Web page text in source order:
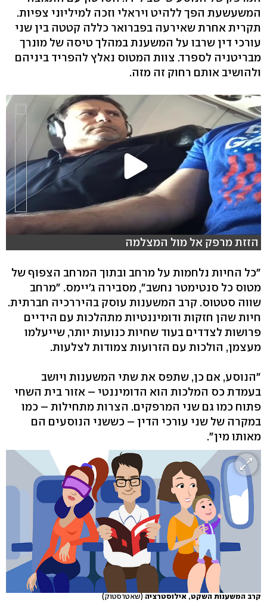
המשעשעת הפך ללהיט ויראלי וזכה למיליוני צפיות.
תקרית אחרת שאירעה בפברואר כללה קטטה בין שני
עורכי דין שרבו על המשענת במהלך טיסה של מונרך
מבריטניה לספרד. צוות המטוס נאלץ להפריד ביניהם
ולהושיב אותם רחוק זה מזה.
הזזת מרפק אל מול המצלמה
"כל החיות נלחמות על מרחב ובתוך המרחב הצפוף של
מטוס כל סנטימטר נחשב", מסבירה ג'יימס. "מרחב
שווה סטטוס. קרב המשענות עוסק בהיררכיה חברתית.
חיות שהן חזקות ודומיננטיות מתהלכות עם הידיים
פרושות לצדדים בעוד שחיות כנועות יותר, שייעלמו
מעצמן, הולכות עם הזרועות צמודות לצלעות.
"הנוסע, אם כן, שתפס את שתי המשענות ויושב
בעמדת כס המלכות הוא הדומיננטי – אזור בית השחי
פתוח כמו גם שני המרפקים. הצרות מתחילות – כמו
במקרה של שני עורכי הדין – כששני הנוסעים הם
מאותו מין".
קרב המשענות השקט, אילוסטרציה (שאטרסטוק)